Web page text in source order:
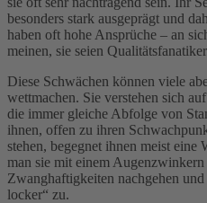
besonders stark ausgeprägt und
haben oft hohe Ansprüche – an
meinen, sie seien
Diese Schwächen können viele
wettmachen. Sie verstehen sich
die immer gleiche Abfolge von
ihnen, offen zu ihren
stehen, begegnet ihnen meist
man sie mit einem
Zwanghaftigkeiten nachgehen
locker“ zu.